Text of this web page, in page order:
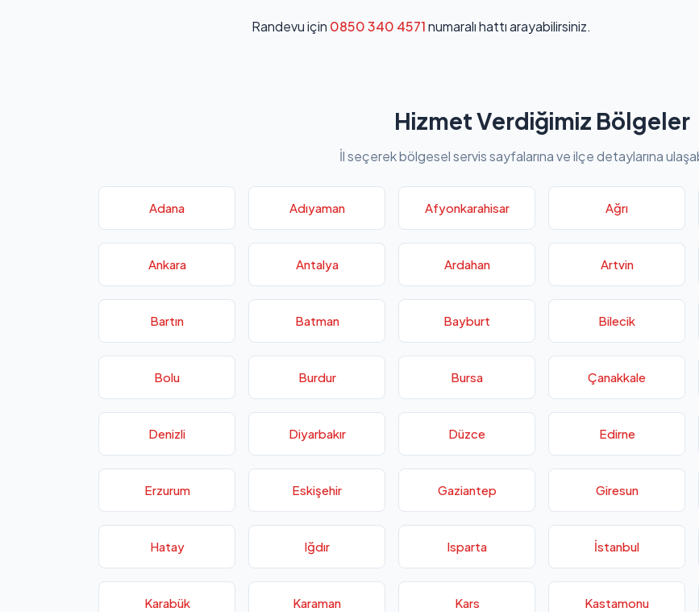
Randevu için 0850 340 4571numaralı hattı arayabilirsiniz.
Hizmet Verdiğimiz Bölgeler
İl seçerek bölgesel servis sayfalarına ve ilçe detaylarına
Adana Adıyaman Afyonkarahisar Ağrı
Ankara Antalya Ardahan Artvin
Bartın Batman Bayburt Bilecik
Bolu Burdur Bursa Çanakkale
Denizli Diyarbakır Düzce Edirne
Erzurum Eskişehir Gaziantep Giresun
Hatay Iğdır Isparta İstanbul
Karabük Karaman Kars Kastamonu